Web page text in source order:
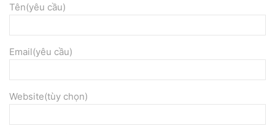
Tên(yêu cầu)
Email(yêu cầu)
Website(tùy chọn)